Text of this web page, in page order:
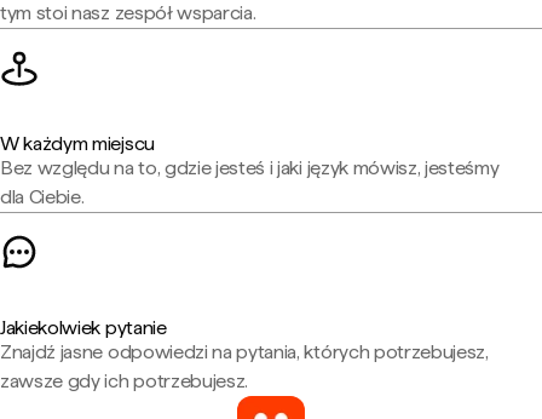
tym stoi nasz zespół wsparcia.
W każdym miejscu
Bez względu na to, gdzie jesteś i jaki język mówisz, jesteśmy
dla Ciebie.
Jakiekolwiek pytanie
Znajdź jasne odpowiedzi na pytania, których potrzebujesz,
zawsze gdy ich potrzebujesz.